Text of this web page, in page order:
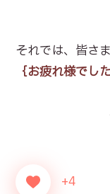
それでは、皆さ
｛お疲れ様でし
+4